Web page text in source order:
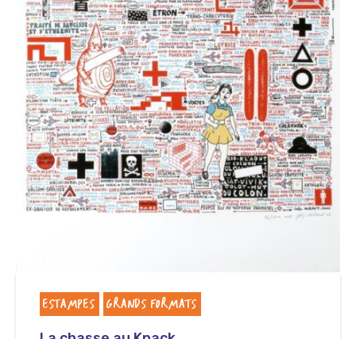
ESTAMPES GRANDS FORMATS